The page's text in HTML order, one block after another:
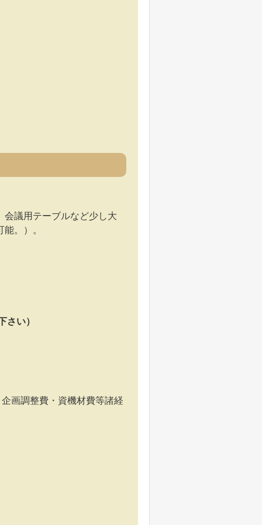
議用テーブルなど少し大
。）。
い）
画調整費・資機材費等諸経